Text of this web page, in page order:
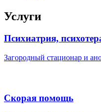
Услуги
Психиатрия,
Загородный стационар и
Скорая помощь